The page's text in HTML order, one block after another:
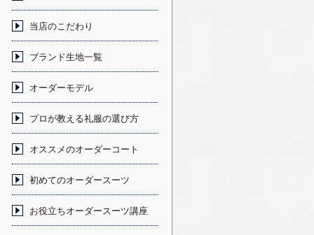
当店のこだわり
ブランド生地一覧
オーダーモデル
プロが教える礼服の選び方
オススメのオーダーコート
初めてのオーダースーツ
お役立ちオーダースーツ講座